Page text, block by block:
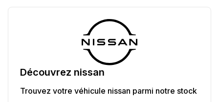
Découvrez nissan
Trouvez votre véhicule nissan parmi notre stock